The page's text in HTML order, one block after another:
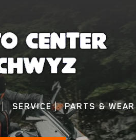
SERVICE PARTS & WEAR